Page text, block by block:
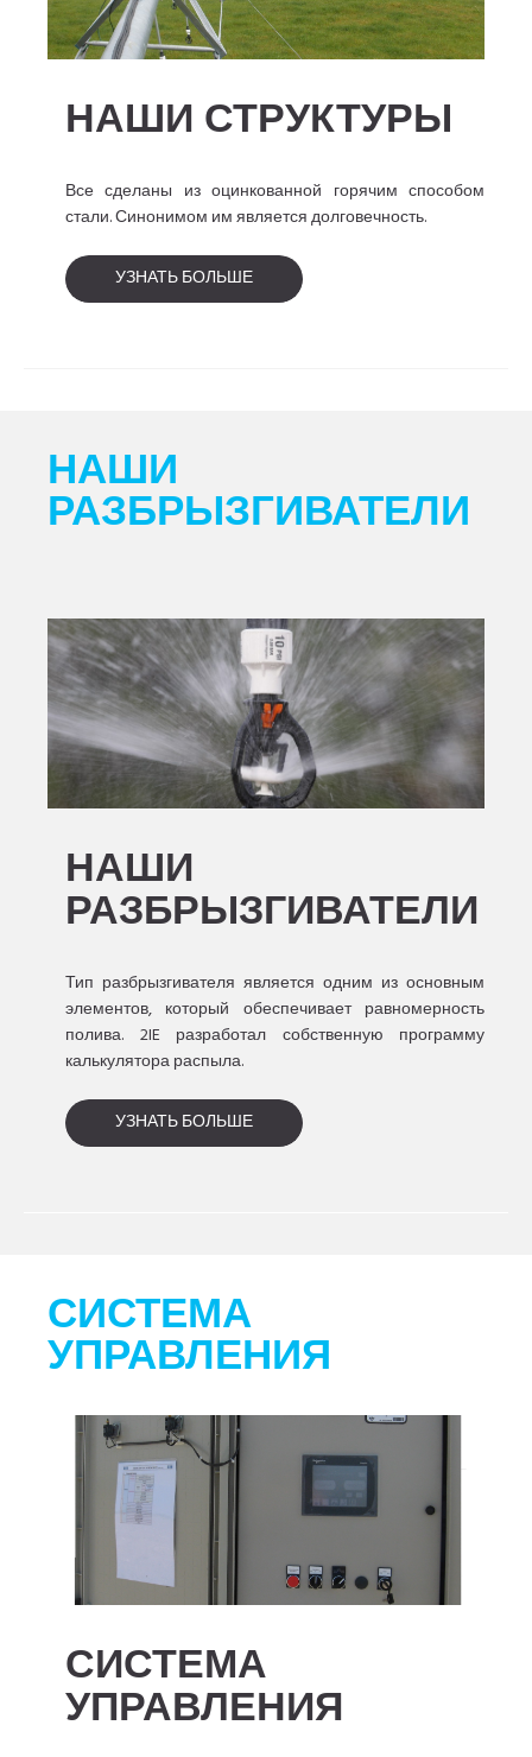
НАШИ СТРУКТУРЫ
Все сделаны из оцинкованной горячим способом
стали. Синонимом им является долговечность.
УЗНАТЬ БОЛЬШЕ
НАШИ
РАЗБРЫЗГИВАТЕЛИ
НАШИ
РАЗБРЫЗГИВАТЕЛИ
Тип разбрызгивателя является одним из основным
элементов, который обеспечивает равномерность
полива. 2IE разработал собственную программу
калькулятора распыла.
УЗНАТЬ БОЛЬШЕ
СИСТЕМА
УПРАВЛЕНИЯ
СИСТЕМА
УПРАВЛЕНИЯ